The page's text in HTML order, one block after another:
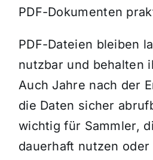
PDF-Dokumenten
PDF-Dateien bleiben
nutzbar und behalten
Auch Jahre nach der
die Daten sicher
wichtig für Sammler,
dauerhaft nutzen